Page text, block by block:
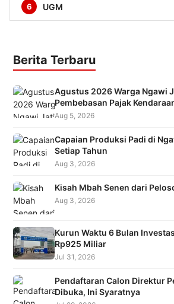
6 UGM
Berita Terbaru
Agustus 2026 Warga Ngawi
Pembebasan Pajak
Aug 5, 2026
Capaian Produksi Padi di
Setiap Tahun
Aug 3, 2026
Kisah Mbah Senen dari
Aug 3, 2026
Kurun Waktu 6 Bulan
Rp925 Miliar
Jul 31, 2026
Pendaftaran Calon Direktur
Dibuka, Ini Syaratnya